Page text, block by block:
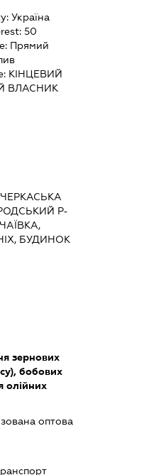
Україна
50
Прямий
КІНЦЕВИЙ
ВЛАСНИК
ЧЕРКАСЬКА
Р-
БУДИНОК
зернових
бобових
олійних
оптова